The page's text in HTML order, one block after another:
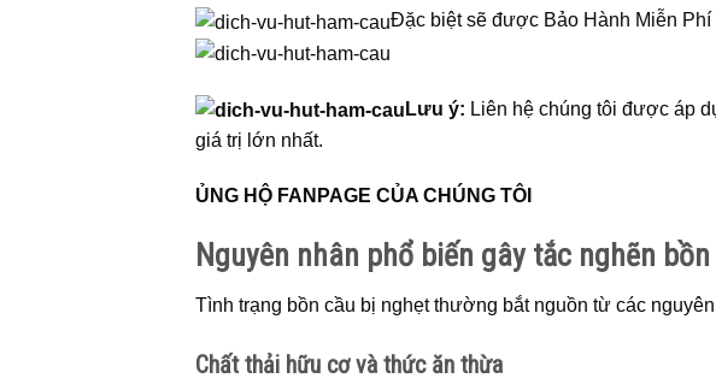
Đặc biệt sẽ được Bảo Hành Miễn Phí
Lưu ý: Liên hệ chúng tôi được áp
giá trị lớn nhất.
ỦNG HỘ FANPAGE CỦA CHÚNG TÔI
Nguyên nhân phổ biến gây tắc nghẽn
Tình trạng bồn cầu bị nghẹt thường bắt nguồn từ các
Chất thải hữu cơ và thức ăn thừa